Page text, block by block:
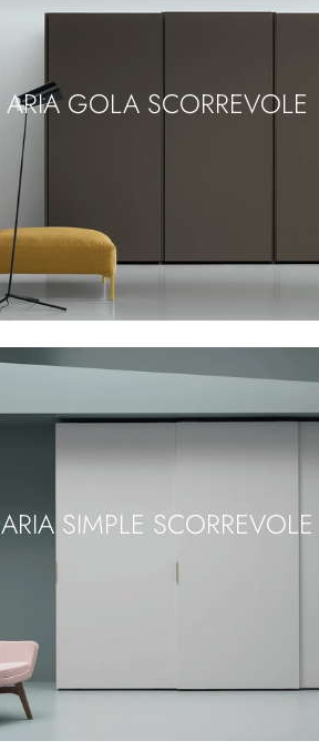
ARIA GOLA SCORREVOLE
ARIA SIMPLE SCORREVOLE